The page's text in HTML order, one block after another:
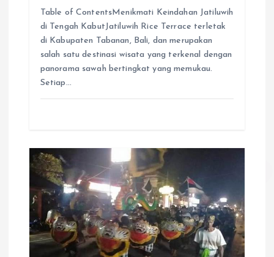
Table of ContentsMenikmati Keindahan Jatiluwih
di Tengah KabutJatiluwih Rice Terrace terletak
di Kabupaten Tabanan, Bali, dan merupakan
salah satu destinasi wisata yang terkenal dengan
panorama sawah bertingkat yang memukau.
Setiap…